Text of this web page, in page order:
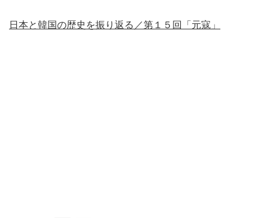
日本と韓国の歴史を振り返る／第１５回「元寇」